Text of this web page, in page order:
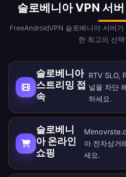
슬로베니아 VPN 서
FreeAndroidVPN 슬로베니아 서버
한 최고의 선
슬로베니아
스트리밍 접
속
RTV SLO,
널을 차단
하세요.
슬로베니
아 온라인
쇼핑
아 전자상거
세요.